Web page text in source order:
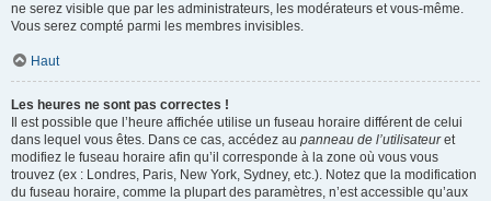
ne serez visible que par les administrateurs, les modérateurs et vous-même.
Vous serez compté parmi les membres invisibles.
Haut
Les heures ne sont pas correctes !
Il est possible que l’heure affichée utilise un fuseau horaire différent de celui
dans lequel vous êtes. Dans ce cas, accédez au panneau de l’utilisateuret
modifiez le fuseau horaire afin qu’il corresponde à la zone où vous vous
trouvez (ex : Londres, Paris, New York, Sydney, etc.). Notez que la modification
du fuseau horaire, comme la plupart des paramètres, n’est accessible qu’aux